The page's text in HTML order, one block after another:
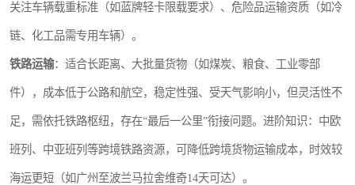
关注车辆载重标准（如蓝牌轻卡限载要求）、危险品运输资质（如冷
链、化工品需专用车辆）。
铁路运输：适合长距离、大批量货物（如煤炭、粮食、工业零部
件），成本低于公路和航空，稳定性强、受天气影响小，但灵活性不
足，需依托铁路枢纽，存在“最后一公里”衔接问题。进阶知识：中欧
班列、中亚班列等跨境铁路资源，可降低跨境货物运输成本，时效较
海运更短（如广州至波兰马拉舍维奇14天可达）。